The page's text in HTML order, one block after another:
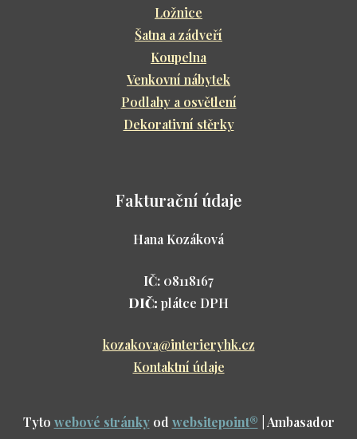
Ložnice
Šatna a zádveří
Koupelna
Venkovní nábytek
Podlahy a osvětlení
Dekorativní stěrky
Fakturační údaje
Hana Kozáková
IČ: 08118167
DIČ: plátce DPH
kozakova@interieryhk.cz
Kontaktní údaje
Tyto webové stránkyod websitepoint® | Ambasador